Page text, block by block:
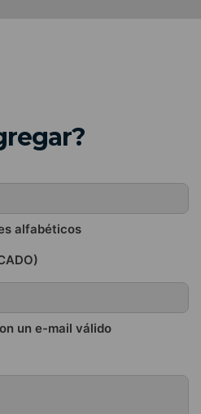
alfabéticos
un e-mail válido